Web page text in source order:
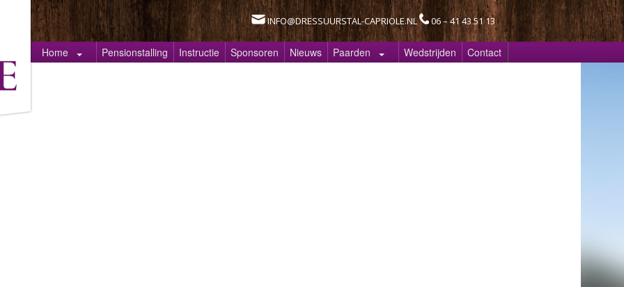
INFO@DRESSUURSTAL-CAPRIOLE.NL 06 – 41 43 51 13
Home Pensionstalling Instructie Sponsoren Nieuws Paarden Wedstrijden Contact